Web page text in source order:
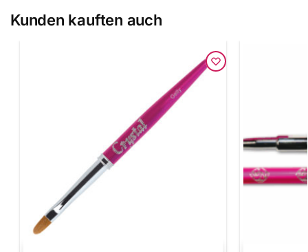
Kunden kauften auch